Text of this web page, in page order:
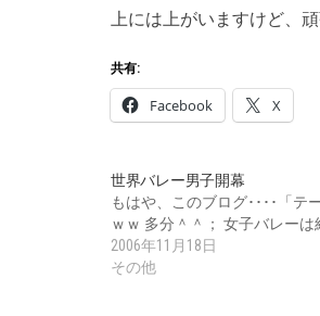
上には上がいますけど、
共有:
Facebook X
世界バレー男子開幕
もはや、このブログ････「テ
ｗｗ 多分＾＾； 女子バレーは
2006年11月18日
その他